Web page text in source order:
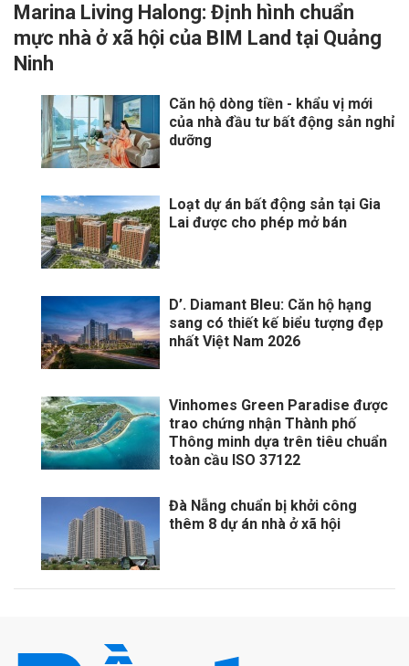
Marina Living Halong: Định hình chuẩn
mực nhà ở xã hội của BIM Land tại Quảng
Ninh
Căn hộ dòng tiền - khẩu vị mới
của nhà đầu tư bất động sản nghỉ
dưỡng
Loạt dự án bất động sản tại Gia
Lai được cho phép mở bán
D’. Diamant Bleu: Căn hộ hạng
sang có thiết kế biểu tượng đẹp
nhất Việt Nam 2026
Vinhomes Green Paradise được
trao chứng nhận Thành phố
Thông minh dựa trên tiêu chuẩn
toàn cầu ISO 37122
Đà Nẵng chuẩn bị khởi công
thêm 8 dự án nhà ở xã hội